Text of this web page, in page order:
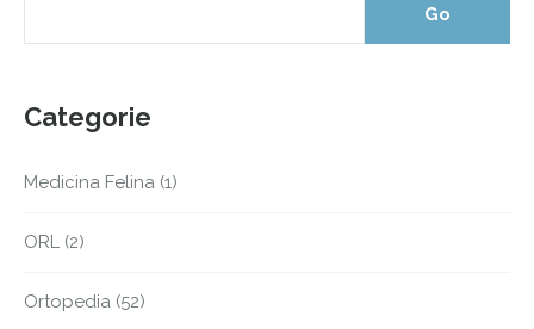
Categorie
Medicina Felina (1)
ORL (2)
Ortopedia (52)